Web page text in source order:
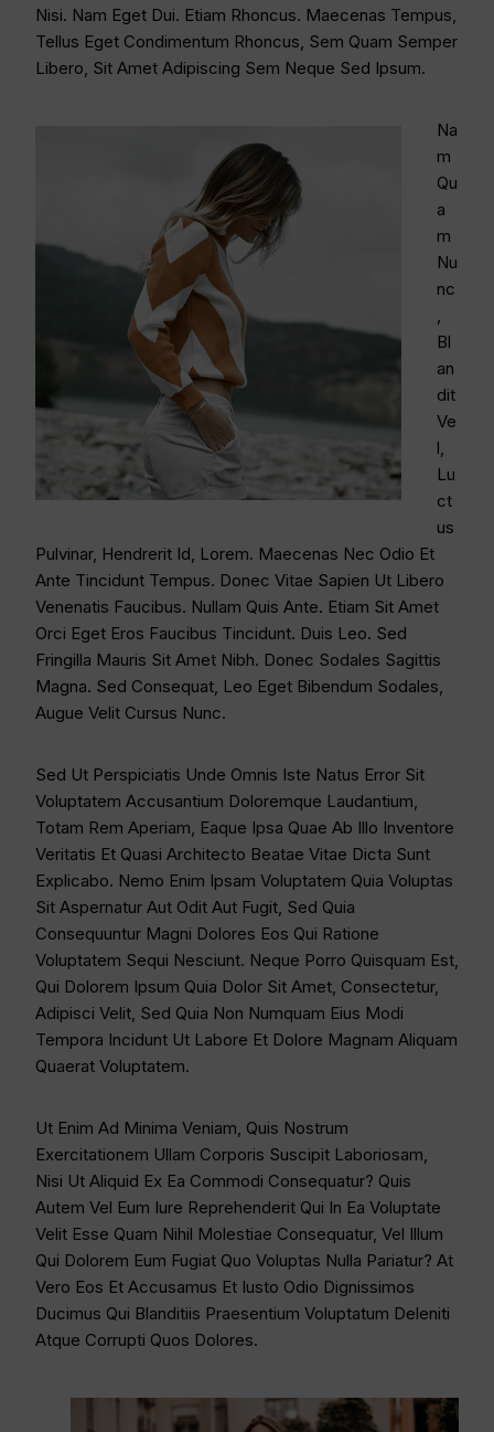
Nisi. Nam Eget Dui. Etiam Rhoncus. Maecenas Tempus,
Tellus Eget Condimentum Rhoncus, Sem Quam Semper
Libero, Sit Amet Adipiscing Sem Neque Sed Ipsum.
Na
M
Qu
A
M
Nu
Nc
,
Bl
An
Dit
Ve
L,
Lu
Ct
Us
Pulvinar, Hendrerit Id, Lorem. Maecenas Nec Odio Et
Ante Tincidunt Tempus. Donec Vitae Sapien Ut Libero
Venenatis Faucibus. Nullam Quis Ante. Etiam Sit Amet
Orci Eget Eros Faucibus Tincidunt. Duis Leo. Sed
Fringilla Mauris Sit Amet Nibh. Donec Sodales Sagittis
Magna. Sed Consequat, Leo Eget Bibendum Sodales,
Augue Velit Cursus Nunc.
Sed Ut Perspiciatis Unde Omnis Iste Natus Error Sit
Voluptatem Accusantium Doloremque Laudantium,
Totam Rem Aperiam, Eaque Ipsa Quae Ab Illo Inventore
Veritatis Et Quasi Architecto Beatae Vitae Dicta Sunt
Explicabo. Nemo Enim Ipsam Voluptatem Quia Voluptas
Sit Aspernatur Aut Odit Aut Fugit, Sed Quia
Consequuntur Magni Dolores Eos Qui Ratione
Voluptatem Sequi Nesciunt. Neque Porro Quisquam Est,
Qui Dolorem Ipsum Quia Dolor Sit Amet, Consectetur,
Adipisci Velit, Sed Quia Non Numquam Eius Modi
Tempora Incidunt Ut Labore Et Dolore Magnam Aliquam
Quaerat Voluptatem.
Ut Enim Ad Minima Veniam, Quis Nostrum
Exercitationem Ullam Corporis Suscipit Laboriosam,
Nisi Ut Aliquid Ex Ea Commodi Consequatur? Quis
Autem Vel Eum Iure Reprehenderit Qui In Ea Voluptate
Velit Esse Quam Nihil Molestiae Consequatur, Vel Illum
Qui Dolorem Eum Fugiat Quo Voluptas Nulla Pariatur? At
Vero Eos Et Accusamus Et Iusto Odio Dignissimos
Ducimus Qui Blanditiis Praesentium Voluptatum Deleniti
Atque Corrupti Quos Dolores.